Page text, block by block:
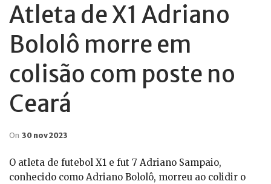
Atleta de X1 Adriano
Bololô morre em
colisão com poste no
Ceará
On 30 nov 2023
O atleta de futebol X1 e fut 7 Adriano Sampaio,
conhecido como Adriano Bololô, morreu ao colidir o